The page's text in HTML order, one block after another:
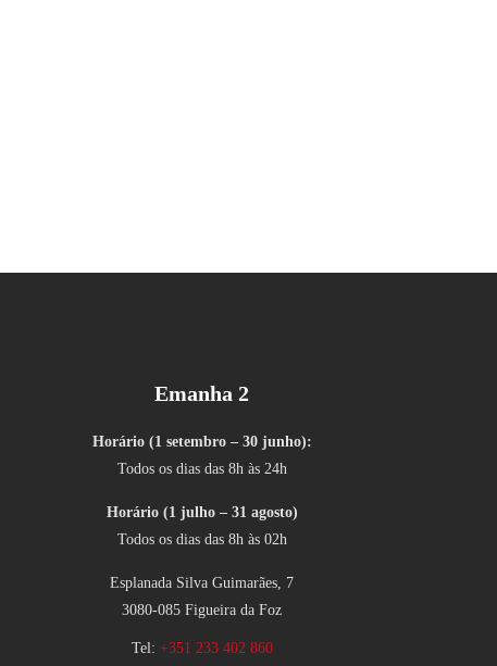
Emanha 2
Horário (1 setembro – 30 junho):
Todos os dias das 8h às 24h
Horário (1 julho – 31 agosto)
Todos os dias das 8h às 02h
Esplanada Silva Guimarães, 7
3080-085 Figueira da Foz
Tel: +351 233 402 860